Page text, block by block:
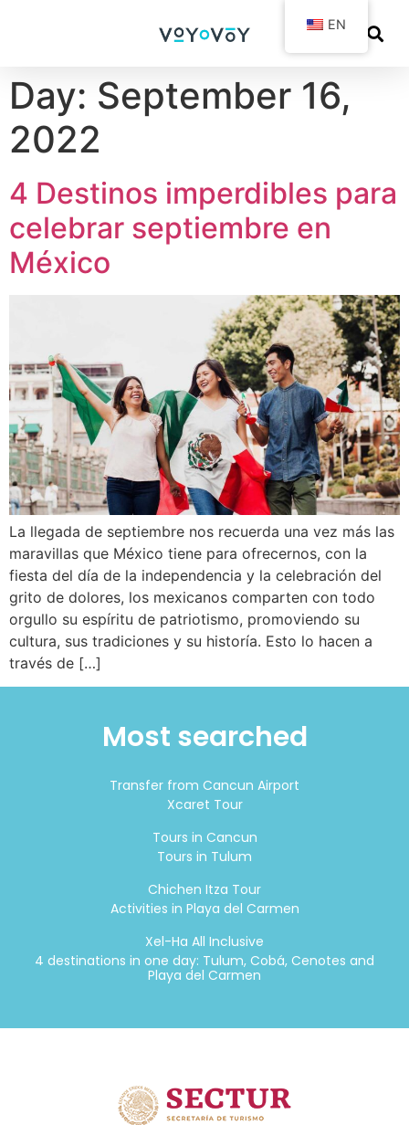
Day: September 16,
2022
4 Destinos imperdibles para
celebrar septiembre en
México
La llegada de septiembre nos recuerda una vez más las
maravillas que México tiene para ofrecernos, con la
fiesta del día de la independencia y la celebración del
grito de dolores, los mexicanos comparten con todo
orgullo su espíritu de patriotismo, promoviendo su
cultura, sus tradiciones y su historía. Esto lo hacen a
través de […]
Most searched
Transfer from Cancun Airport
Xcaret Tour
Tours in Cancun
Tours in Tulum
Chichen Itza Tour
Activities in Playa del Carmen
Xel-Ha All Inclusive
4 destinations in one day: Tulum, Cobá, Cenotes and
Playa del Carmen
EN